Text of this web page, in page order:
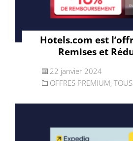
Hotels.com est
Remises et
22 janvier 2024
OFFRES PREMIUM,